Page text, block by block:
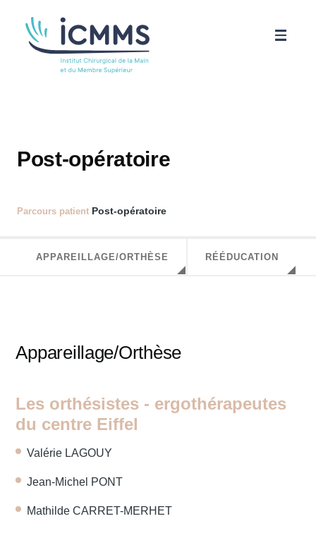
ICMMS
Parcours patient
Contact
Urgences
Post-opératoire
Parcours patient Post-opératoire
APPAREILLAGE/ORTHÈSE RÉÉDUCATION
Appareillage/Orthèse
Les orthésistes - ergothérapeutes
du centre Eiffel
Valérie LAGOUY
Jean-Michel PONT
Mathilde CARRET-MERHET